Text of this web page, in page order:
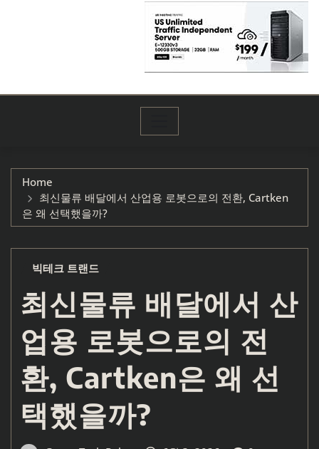
Home
최신물류 배달에서 산업용 로봇으로의 전환, Cartken
은 왜 선택했을까?
빅테크 트랜드
최신물류 배달에서 산
업용 로봇으로의 전
환, Cartken은 왜 선
택했을까?